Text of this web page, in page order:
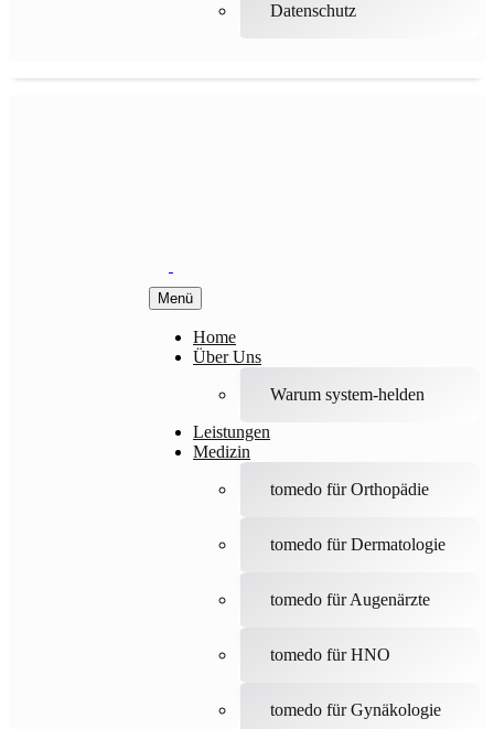
Datenschutz
Menü
Home
Über Uns
Warum system-helden
Leistungen
Medizin
tomedo für Orthopädie
tomedo für Dermatologie
tomedo für Augenärzte
tomedo für HNO
tomedo für Gynäkologie